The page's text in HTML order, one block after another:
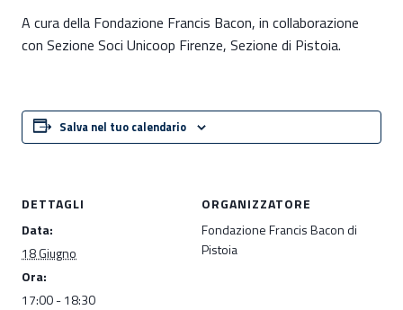
A cura della Fondazione Francis Bacon, in collaborazione
con Sezione Soci Unicoop Firenze, Sezione di Pistoia.
Salva nel tuo calendario
DETTAGLI
Data:
18 Giugno
Ora:
17:00 - 18:30
ORGANIZZATORE
Fondazione Francis Bacon di
Pistoia